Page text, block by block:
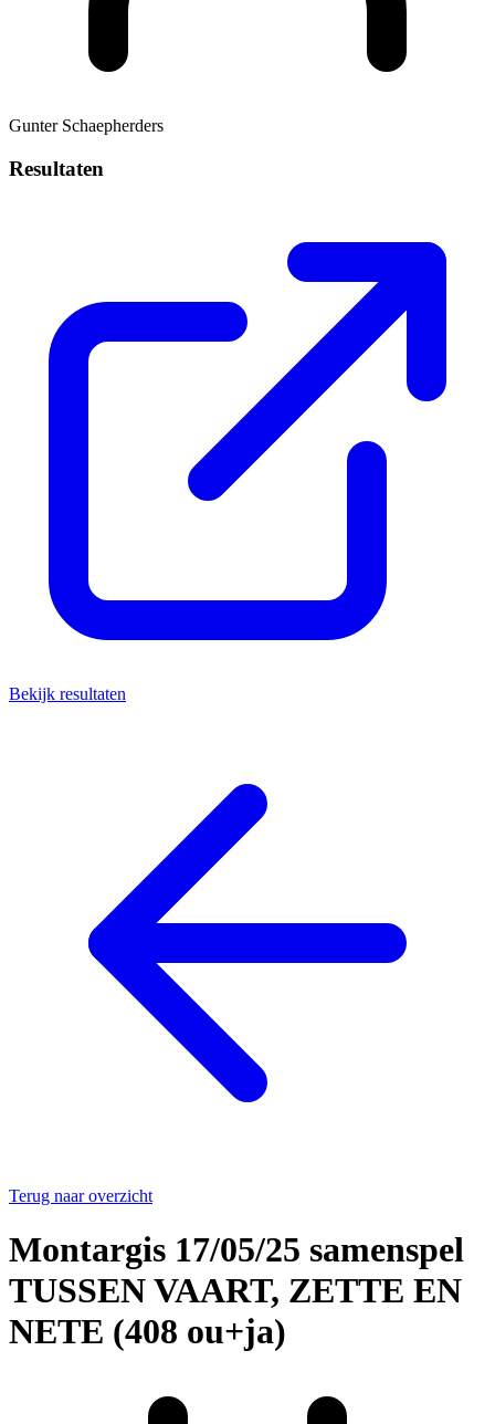
Gunter Schaepherders
Resultaten
Bekijk resultaten
Terug naar overzicht
Montargis 17/05/25 samenspel
TUSSEN VAART, ZETTE EN
NETE (408 ou+ja)